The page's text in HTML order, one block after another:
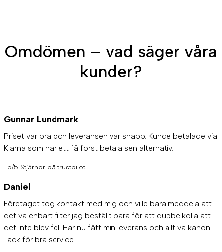
Omdömen – vad säger våra
kunder?
Gunnar Lundmark
Priset var bra och leveransen var snabb. Kunde betalade via
Klarna som har ett få först betala sen alternativ.
-5/5 Stjärnor på trustpilot
Daniel
Företaget tog kontakt med mig och ville bara meddela att
det va enbart filter jag beställt bara för att dubbelkolla att
det inte blev fel. Har nu fått min leverans och allt va kanon.
Tack för bra service